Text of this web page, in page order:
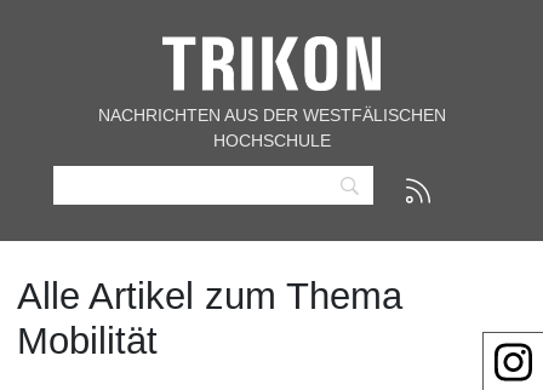
NACHRICHTEN AUS DER WESTFÄLISCHEN
HOCHSCHULE
Alle Artikel zum Thema
Mobilität